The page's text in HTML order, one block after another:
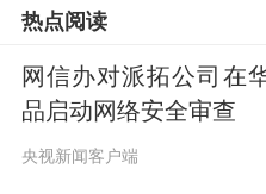
日。根据Wind数
的产品规模为
算，不考虑股价涨
热点阅读
网信办对派拓公司在
品启动网络安全审查
央视新闻客户端